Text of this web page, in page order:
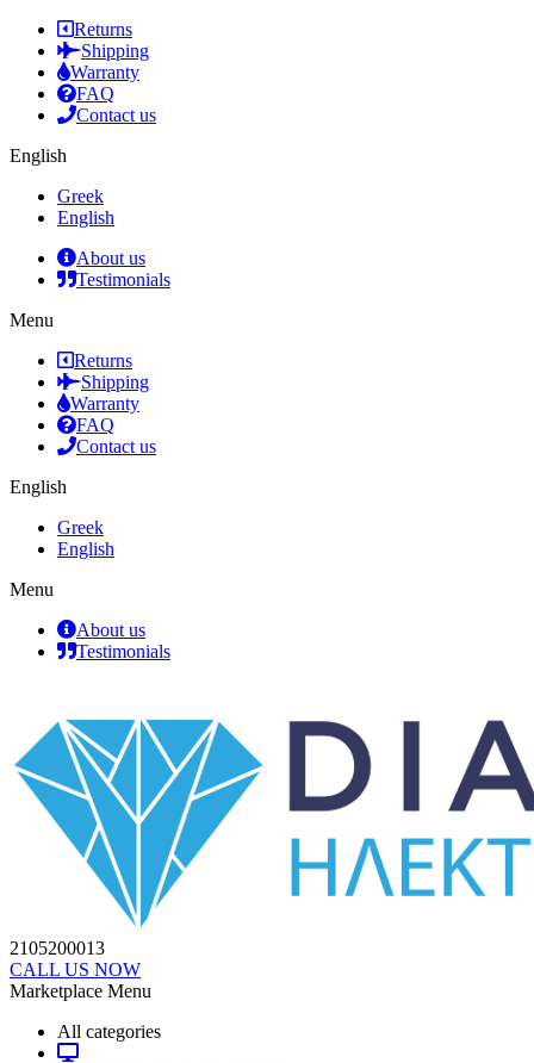
Returns
Shipping
Warranty
FAQ
Contact us
English
Greek
English
About us
Testimonials
Menu
Returns
Shipping
Warranty
FAQ
Contact us
English
Greek
English
Menu
About us
Testimonials
2105200013
CALL US NOW
Marketplace Menu
All categories